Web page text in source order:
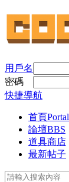
用戶名
密碼
快捷導航
首頁Portal
論壇BBS
道具商店
最新帖子